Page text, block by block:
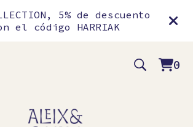
5% de descuento
el código HARRIAK
0
0